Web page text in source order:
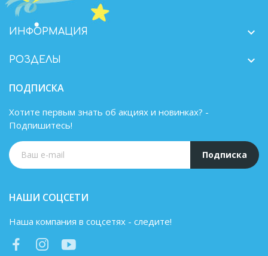
ИНФОРМАЦИЯ 
РОЗДЕЛЫ 
ПОДПИСКА
Хотите первым знать об акциях и новинках? -
Подпишитесь!
Подписка
НАШИ СОЦСЕТИ
Наша компания в соцсетях - следите!